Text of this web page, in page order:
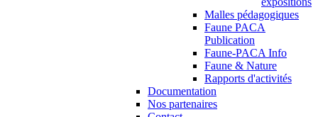
Malles pédagogiques
Faune PACA
Publication
Faune-PACA Info
Faune & Nature
Rapports d'activités
Documentation
Nos partenaires